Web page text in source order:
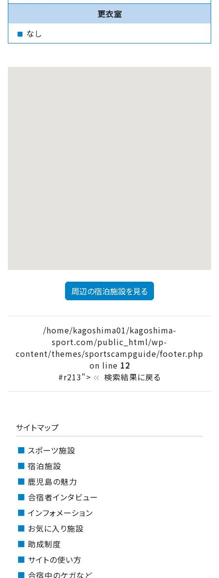
更衣室
なし
周辺の宿泊施設を見る
/home/kagoshima01/kagoshima-
sport.com/public_html/wp-
content/themes/sportscampguide/footer.php
on line 12
#r213"> keyboard_double_arrow_left 検索結果に戻る
サイトマップ
スポーツ施設
宿泊施設
鹿児島の魅力
合宿者インタビュー
インフォメーション
お気に入り施設
助成制度
サイトの使い方
合宿中のケガなど